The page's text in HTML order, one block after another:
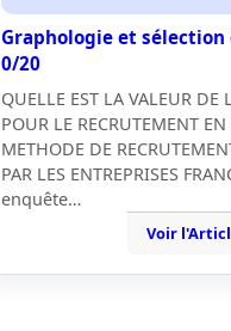
Graphologie et
0/20
QUELLE EST LA VALEUR DE
POUR LE RECRUTEMENT
METHODE DE
PAR LES ENTREPRISES
enquête…
Voir